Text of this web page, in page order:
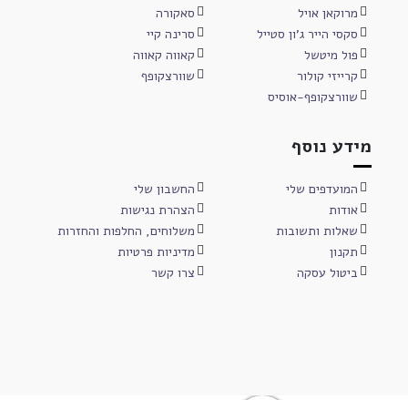
מרוקאן אויל
סאקורה
סקסי הייר ג'ון סטייל
סרינה קיי
פול מיטשל
קאווה קאווה
קרייזי קולור
שוורצקופף
שוורצקופף-אוסיס
מידע נוסף
המועדפים שלי
החשבון שלי
אודות
הצהרת נגישות
שאלות ותשובות
משלוחים, החלפות והחזרות
תקנון
מדיניות פרטיות
ביטול עסקה
צרו קשר